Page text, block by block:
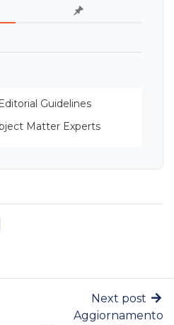
Guidelines
Matter Experts
Next post
Aggiornamento